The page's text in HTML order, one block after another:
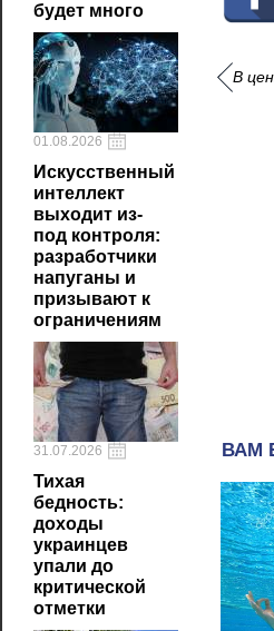
будет много
01.08.2026
Искусственный
интеллект
выходит из-
под контроля:
разработчики
напуганы и
призывают к
ограничениям
31.07.2026
Тихая
бедность:
доходы
украинцев
упали до
критической
отметки
В